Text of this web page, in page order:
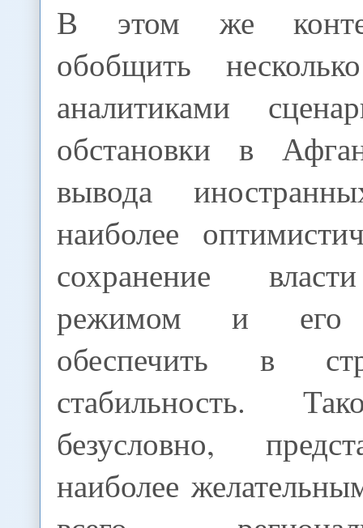
В этом же
обобщить
аналитиками
обстановки в
вывода
наиболее
сохранение
режимом и его
обеспечить в
стабильность.
безусловно,
наиболее